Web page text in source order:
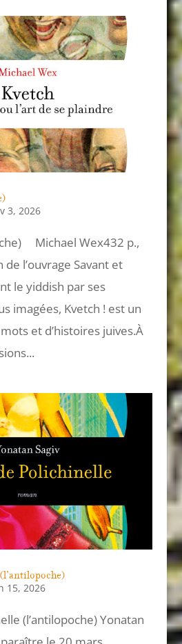
3, 2026
Michael Wex432 p.,
l’ouvrage Savant et
le yiddish par ses
imagées, Kvetch ! est un
et d’histoires juives.À
15, 2026
(l’antilopoche) Yonatan